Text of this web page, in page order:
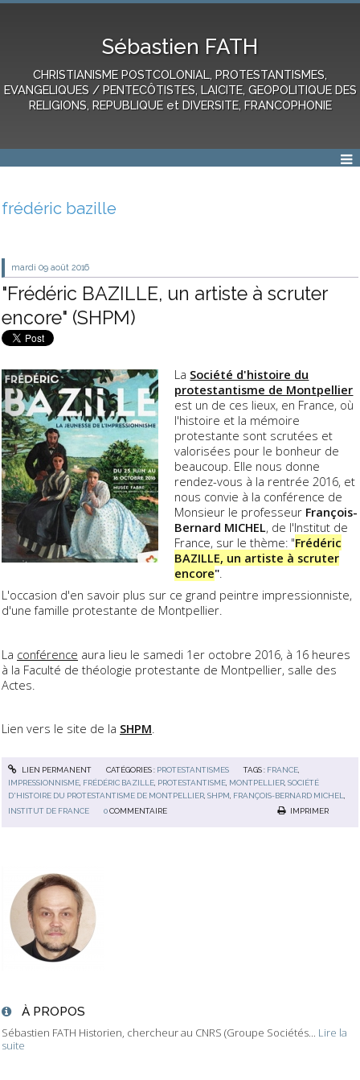
Sébastien FATH
CHRISTIANISME POSTCOLONIAL, PROTESTANTISMES,
EVANGELIQUES / PENTECÔTISTES, LAICITE, GEOPOLITIQUE DES
RELIGIONS, REPUBLIQUE et DIVERSITE, FRANCOPHONIE
À PROPOS
Sébastien FATH Historien, chercheur au CNRS (Groupe Sociétés... Lire la
suite
frédéric bazille
mardi 09 août 2016
"Frédéric BAZILLE, un artiste à scruter
encore" (SHPM)
La Société d'histoire du
protestantisme de Montpellier
est un de ces lieux, en France, où
l'histoire et la mémoire
protestante sont scrutées et
valorisées pour le bonheur de
beaucoup. Elle nous donne
rendez-vous à la rentrée 2016, et
nous convie à la conférence de
Monsieur le professeur François-
Bernard MICHEL, de l'Institut de
France, sur le thème: "Frédéric
BAZILLE, un artiste à scruter
encore".
L'occasion d'en savoir plus sur ce grand peintre impressionniste,
d'une famille protestante de Montpellier.
La conférence aura lieu le samedi 1er octobre 2016, à 16 heures
à la Faculté de théologie protestante de Montpellier, salle des
Actes.
Lien vers le site de la SHPM
LIEN PERMANENT CATÉGORIES : PROTESTANTISMES TAGS : FRANCE,
IMPRESSIONNISME, FRÉDÉRIC BAZILLE, PROTESTANTISME, MONTPELLIER,SOCIÉTÉ
D'HISTOIRE DU PROTESTANTISME DE MONTPELLIER,SHPM, FRANÇOIS-BERNARD MICHEL,
INSTITUT DE FRANCE
0 COMMENTAIRE IMPRIMER